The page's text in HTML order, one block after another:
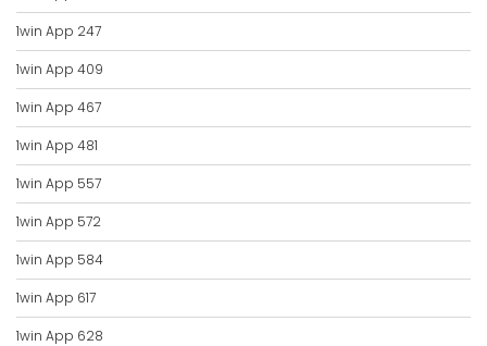
1win App 247
1win App 409
1win App 467
1win App 481
1win App 557
1win App 572
1win App 584
1win App 617
1win App 628